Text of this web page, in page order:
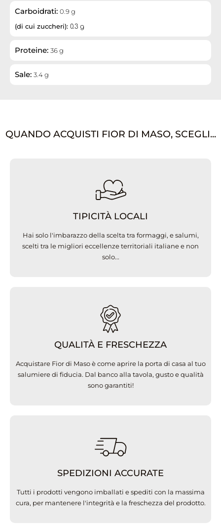
Carboidrati: 0.9 g
(di cui zuccheri): 0.3 g
Proteine: 36 g
Sale: 3.4 g
QUANDO ACQUISTI FIOR DI MASO, SCEGLI...
TIPICITÀ LOCALI
Hai solo l'imbarazzo della scelta tra formaggi, e salumi,
scelti tra le migliori eccellenze territoriali italiane e non
solo...
QUALITÀ E FRESCHEZZA
Acquistare Fior di Maso è come aprire la porta di casa al tuo
salumiere di fiducia. Dal banco alla tavola, gusto e qualità
sono garantiti!
SPEDIZIONI ACCURATE
Tutti i prodotti vengono imballati e spediti con la massima
cura, per mantenere l'integrità e la freschezza del prodotto.